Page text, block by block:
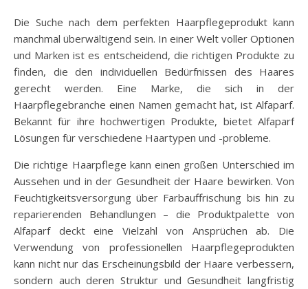
Die Suche nach dem perfekten Haarpflegeprodukt kann
manchmal überwältigend sein. In einer Welt voller Optionen
und Marken ist es entscheidend, die richtigen Produkte zu
finden, die den individuellen Bedürfnissen des Haares
gerecht werden. Eine Marke, die sich in der
Haarpflegebranche einen Namen gemacht hat, ist Alfaparf.
Bekannt für ihre hochwertigen Produkte, bietet Alfaparf
Lösungen für verschiedene Haartypen und -probleme.
Die richtige Haarpflege kann einen großen Unterschied im
Aussehen und in der Gesundheit der Haare bewirken. Von
Feuchtigkeitsversorgung über Farbauffrischung bis hin zu
reparierenden Behandlungen – die Produktpalette von
Alfaparf deckt eine Vielzahl von Ansprüchen ab. Die
Verwendung von professionellen Haarpflegeprodukten
kann nicht nur das Erscheinungsbild der Haare verbessern,
sondern auch deren Struktur und Gesundheit langfristig